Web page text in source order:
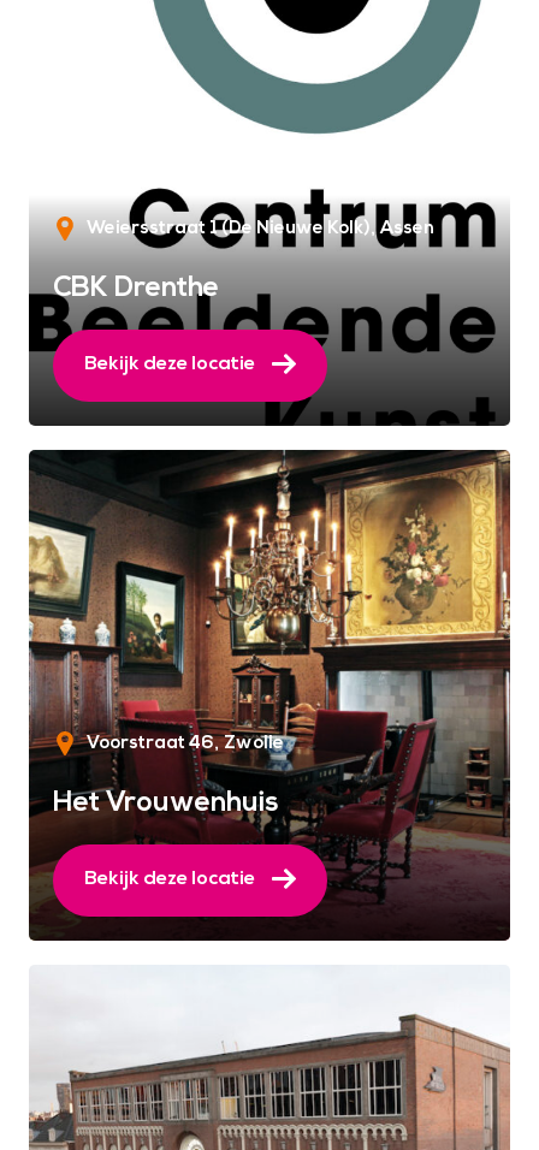
Weiersstraat 1 (De Nieuwe Kolk) Assen
CBK Drenthe
Bekijk deze locatie
Voorstraat 46 Zwolle
Het Vrouwenhuis
Bekijk deze locatie